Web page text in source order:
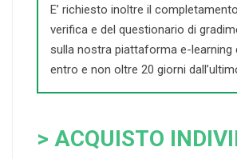
E’ richiesto inoltre il
verifica e del questionario di
sulla nostra piattaforma e-learning
entro e non oltre 20 giorni
> ACQUISTO